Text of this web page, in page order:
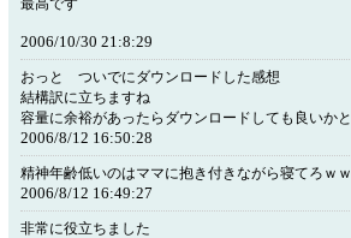
最高です
2006/10/30 21:8:29
おっと ついでにダウンロードした感想
結構訳に立ちますね
容量に余裕があったらダウンロードしても良いかと
2006/8/12 16:50:28
精神年齢低いのはママに抱き付きながら寝てろｗｗ
2006/8/12 16:49:27
非常に役立ちました